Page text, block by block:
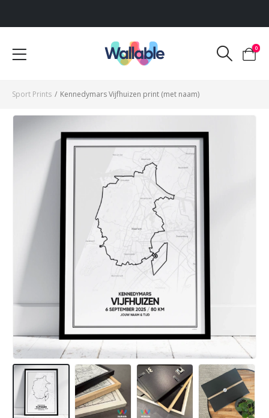
Voor 12:00 uur besteld, dezelfde werkdag verzonden
0
Sport Prints / Kennedymars Vijfhuizen print (met naam)